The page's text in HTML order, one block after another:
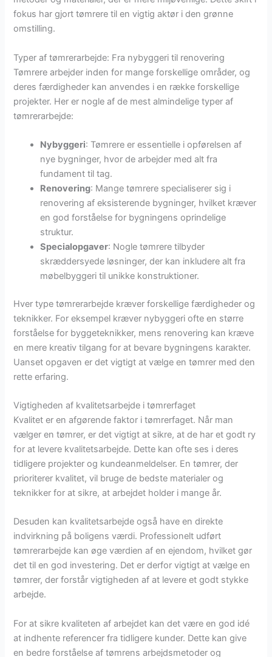
fokus har gjort tømrere til en vigtig aktør i den grønne
omstilling.
Typer af tømrerarbejde: Fra nybyggeri til renovering
Tømrere arbejder inden for mange forskellige områder, og
deres færdigheder kan anvendes i en række forskellige
projekter. Her er nogle af de mest almindelige typer af
tømrerarbejde:
Nybyggeri: Tømrere er essentielle i opførelsen af
nye bygninger, hvor de arbejder med alt fra
fundament til tag.
Renovering: Mange tømrere specialiserer sig i
renovering af eksisterende bygninger, hvilket kræver
en god forståelse for bygningens oprindelige
struktur.
Specialopgaver: Nogle tømrere tilbyder
skræddersyede løsninger, der kan inkludere alt fra
møbelbyggeri til unikke konstruktioner.
Hver type tømrerarbejde kræver forskellige færdigheder og
teknikker. For eksempel kræver nybyggeri ofte en større
forståelse for byggeteknikker, mens renovering kan kræve
en mere kreativ tilgang for at bevare bygningens karakter.
Uanset opgaven er det vigtigt at vælge en tømrer med den
rette erfaring.
Vigtigheden af kvalitetsarbejde i tømrerfaget
Kvalitet er en afgørende faktor i tømrerfaget. Når man
vælger en tømrer, er det vigtigt at sikre, at de har et godt ry
for at levere kvalitetsarbejde. Dette kan ofte ses i deres
tidligere projekter og kundeanmeldelser. En tømrer, der
prioriterer kvalitet, vil bruge de bedste materialer og
teknikker for at sikre, at arbejdet holder i mange år.
Desuden kan kvalitetsarbejde også have en direkte
indvirkning på boligens værdi. Professionelt udført
tømrerarbejde kan øge værdien af en ejendom, hvilket gør
det til en god investering. Det er derfor vigtigt at vælge en
tømrer, der forstår vigtigheden af at levere et godt stykke
arbejde.
For at sikre kvaliteten af arbejdet kan det være en god idé
at indhente referencer fra tidligere kunder. Dette kan give
en bedre forståelse af tømrens arbejdsmetoder og